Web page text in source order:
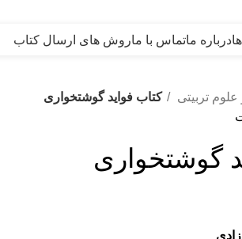
درباره ماتماس با ماروش های ارسال کتاب
تربیتی
کتاب فواید گوشتخواری
گوشتخواری